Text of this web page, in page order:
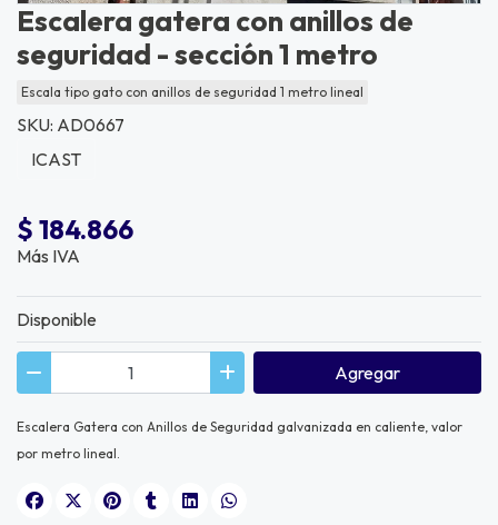
Escalera gatera con anillos de
seguridad - sección 1 metro
Escala tipo gato con anillos de seguridad 1 metro lineal
SKU: AD0667
ICAST
$ 184.866
Más IVA
Disponible
Agregar
Escalera Gatera con Anillos de Seguridad galvanizada en caliente , valor
por metro lineal.